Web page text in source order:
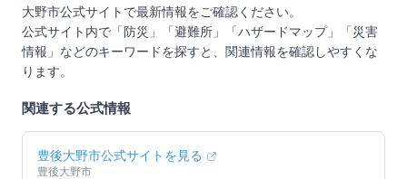
大野市公式サイトで最新情報をご確認ください。
公式サイト内で「防災」「避難所」「ハザードマップ」「災害
情報」などのキーワードを探すと、関連情報を確認しやすくな
ります。
関連する公式情報
豊後大野市公式サイトを見る
豊後大野市